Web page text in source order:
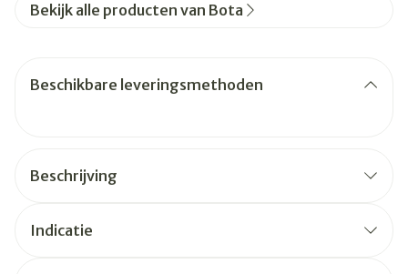
Bekijk alle producten van Bota
Beschikbare leveringsmethoden
Beschrijving
Indicatie